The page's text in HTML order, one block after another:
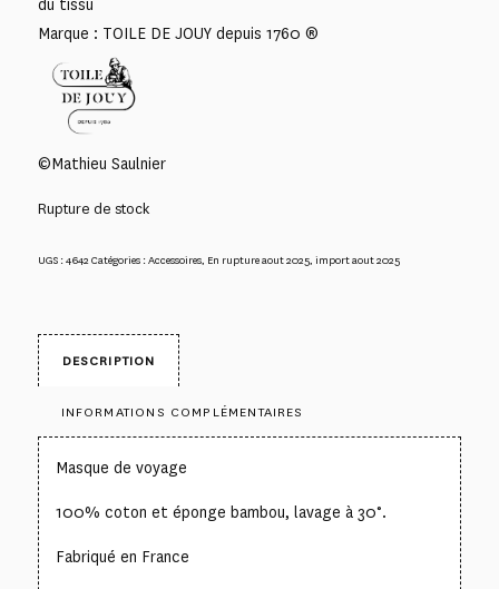
du tissu
Marque : TOILE DE JOUY depuis 1760 ®
©Mathieu Saulnier
Rupture de stock
UGS :4642Catégories :Accessoires, En rupture aout 2025, import aout 2025
DESCRIPTION
INFORMATIONS COMPLÉMENTAIRES
Masque de voyage
100% coton et éponge bambou, lavage à 30°.
Fabriqué en France